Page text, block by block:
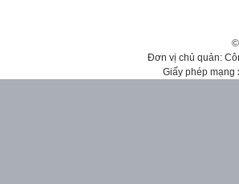
Đơn vị chủ quản:
Giấy phép mạng